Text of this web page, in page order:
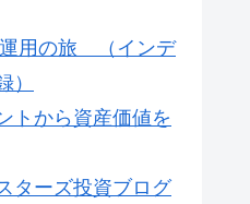
用の旅 （インデ
）
トから資産価値を
ターズ投資ブログ